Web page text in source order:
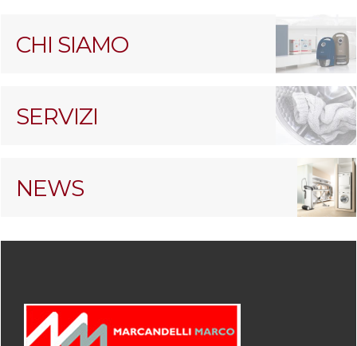
CHI SIAMO
SERVIZI
NEWS